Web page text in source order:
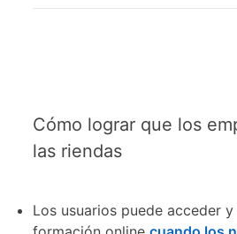
Cómo lograr que los
las riendas
Los usuarios puede acceder